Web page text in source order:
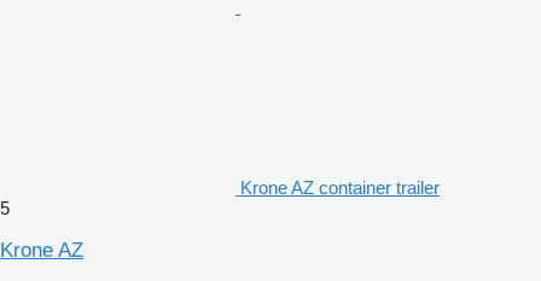
Krone AZ container trailer
5
Krone AZ